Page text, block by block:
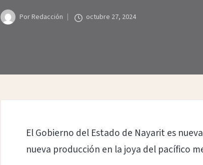
Publicado
Por Redacción octubre 27, 2024
El Gobierno del Estado de Nayarit es
nueva producción en la joya del pacífico